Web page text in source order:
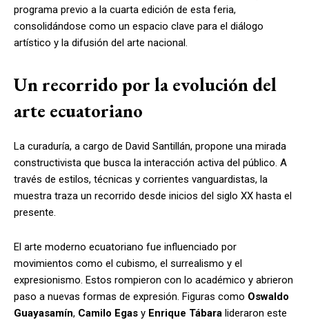
programa previo a la cuarta edición de esta feria,
consolidándose como un espacio clave para el diálogo
artístico y la difusión del arte nacional.
Un recorrido por la evolución del
arte ecuatoriano
La curaduría, a cargo de David Santillán, propone una mirada
constructivista que busca la interacción activa del público. A
través de estilos, técnicas y corrientes vanguardistas, la
muestra traza un recorrido desde inicios del siglo XX hasta el
presente.
El arte moderno ecuatoriano fue influenciado por
movimientos como el cubismo, el surrealismo y el
expresionismo. Estos rompieron con lo académico y abrieron
paso a nuevas formas de expresión. Figuras como Oswaldo
Guayasamín, Camilo Egas y Enrique Tábara lideraron este